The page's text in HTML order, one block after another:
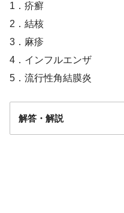
1．疥癬
2．結核
3．麻疹
4．インフルエンザ
5．流行性角結膜炎
解答・解説